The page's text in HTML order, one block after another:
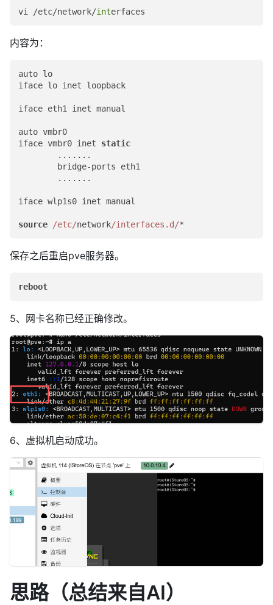
vi /etc/network/int
内容为：
auto lo
iface lo inet loopback
iface eth1 inet manual
auto vmbr0
iface vmbr0 inet static
        .......
        bridge-ports eth1
        .......
iface wlp1s0 inet manual
source /etc/network/interfaces.d/
保存之后重启pve服务器。
reboot
5、网卡名称已经正确修改。
6、虚拟机启动成功。
思路（总结来自AI）